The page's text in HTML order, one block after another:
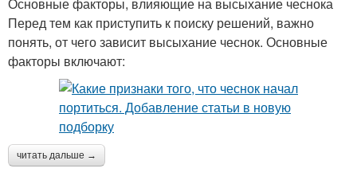
Основные факторы, влияющие на высыхание чеснока
Перед тем как приступить к поиску решений, важно
понять, от чего зависит высыхание чеснок. Основные
факторы включают:
читать дальше →